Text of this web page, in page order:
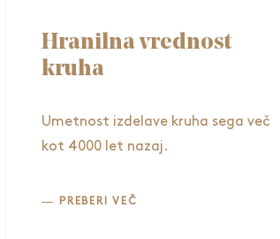
Hranilna vrednost
kruha
Umetnost izdelave kruha sega več
kot 4000 let nazaj.
PREBERI VEČ